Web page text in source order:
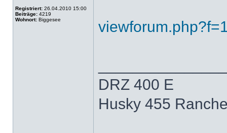
Registriert: 26.04.2010 15:00
Beiträge: 4219
Wohnort: Biggesee
DRZ 400 E
Husky 455